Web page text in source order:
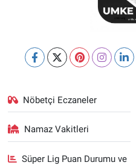
Nöbetçi Eczaneler
Namaz Vakitleri
Süper Lig Puan Durumu ve